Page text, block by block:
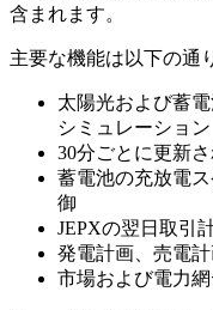
含まれます。
主要な機能は以下の通
太陽光および蓄
シミュレーション
30分ごとに更新
蓄電池の充放電
御
JEPXの翌日取引
発電計画、売電
市場および電力